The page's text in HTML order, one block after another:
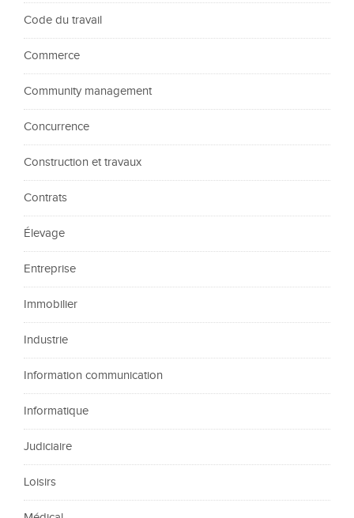
Code du travail
Commerce
Community management
Concurrence
Construction et travaux
Contrats
Élevage
Entreprise
Immobilier
Industrie
Information communication
Informatique
Judiciaire
Loisirs